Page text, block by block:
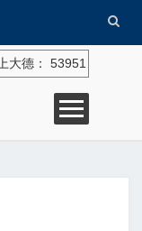
大德： 53951